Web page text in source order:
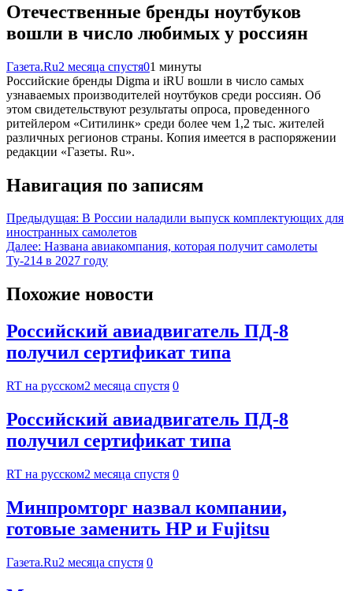
Отечественные бренды ноутбуков
вошли в число любимых у россиян
Газета.Ru2 месяца спустя01 минуты
Российские бренды Digma и iRU вошли в число самых
узнаваемых производителей ноутбуков среди россиян. Об
этом свидетельствуют результаты опроса, проведенного
ритейлером «Ситилинк» среди более чем 1,2 тыс. жителей
различных регионов страны. Копия имеется в распоряжении
редакции «Газеты. Ru».
Навигация по записям
Предыдущая: В России наладили выпуск комплектующих для
иностранных самолетов
Далее: Названа авиакомпания, которая получит самолеты
Ту-214 в 2027 году
Похожие новости
Российский авиадвигатель ПД-8
получил сертификат типа
RT на русском2 месяца спустя 0
Российский авиадвигатель ПД-8
получил сертификат типа
RT на русском2 месяца спустя 0
Минпромторг назвал компании,
готовые заменить HP и Fujitsu
Газета.Ru2 месяца спустя 0